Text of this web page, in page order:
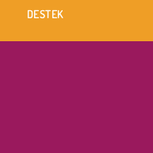
DESTEK